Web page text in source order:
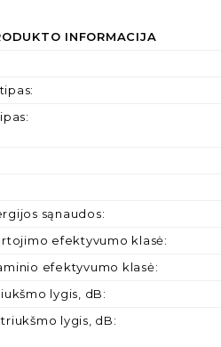
INFORMACIJA
:
:
sąnaudos:
efektyvumo klasė:
efektyvumo klasė:
lygis, dB:
lygis, dB: